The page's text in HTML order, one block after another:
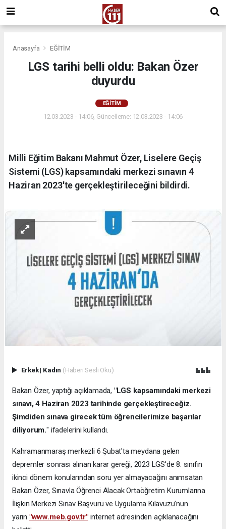
Anasayfa EĞİTİM
LGS tarihi belli oldu: Bakan Özer
duyurdu
EĞİTİM
12.03.2023 - 14:06, Güncelleme: 12.03.2023 - 14:06
Milli Eğitim Bakanı Mahmut Özer, Liselere Geçiş
Sistemi (LGS) kapsamındaki merkezi sınavın 4
Haziran 2023'te gerçekleştirileceğini bildirdi.
Erkek| Kadın (Haberi Sesli Oku)
Bakan Özer, yaptığı açıklamada, "LGS kapsamındaki merkezi
sınavı, 4 Haziran 2023 tarihinde gerçekleştireceğiz.
Şimdiden sınava girecek tüm öğrencilerimize başarılar
diliyorum." ifadelerini kullandı.
Kahramanmaraş merkezli 6 Şubat'ta meydana gelen
depremler sonrası alınan karar gereği, 2023 LGS'de 8. sınıfın
ikinci dönem konularından soru yer almayacağını anımsatan
Bakan Özer, Sınavla Öğrenci Alacak Ortaöğretim Kurumlarına
İlişkin Merkezi Sınav Başvuru ve Uygulama Kılavuzu'nun
yarın "www.meb.gov.tr"internet adresinden açıklanacağını